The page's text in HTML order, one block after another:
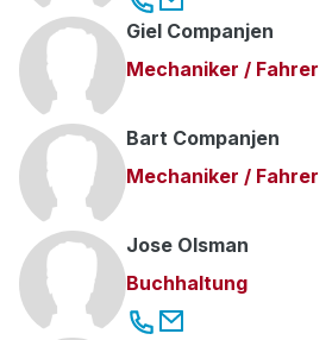
Giel Companjen
Mechaniker / Fahrer
Bart Companjen
Mechaniker / Fahrer
Jose Olsman
Buchhaltung